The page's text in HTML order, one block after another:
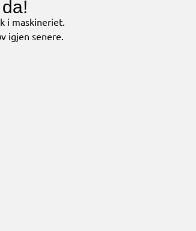
i maskineriet.
igjen senere.